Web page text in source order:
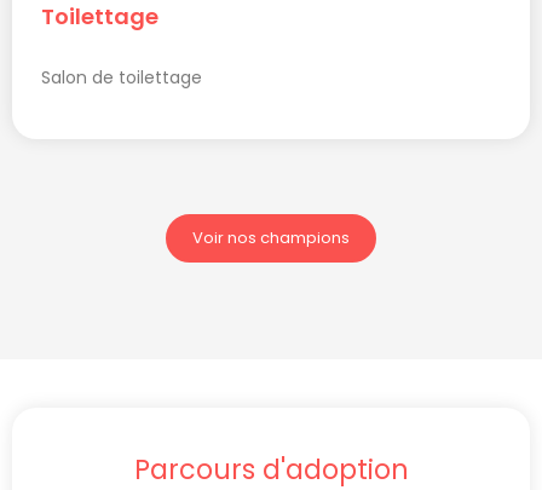
Toilettage
Salon de toilettage
Voir nos champions
Parcours d'adoption